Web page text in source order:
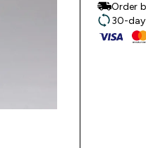
Order
30-